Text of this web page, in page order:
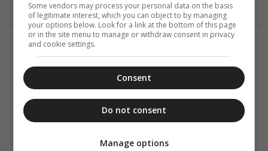
σήμερα, την
Ορθοδοξίας”,
περίπτερα
Some vendors may process your personal data on the basis
of legitimate interest, which you can object to by managing
your options below. Look for a link at the bottom of this page
or in the site menu to manage or withdraw consent in privacy
and cookie settings.
Consent
Do not consent
Manage options